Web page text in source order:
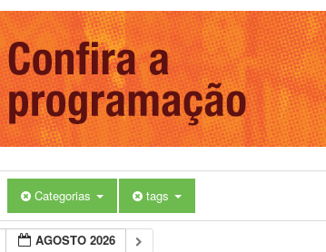
Categorias tags
AGOSTO 2026